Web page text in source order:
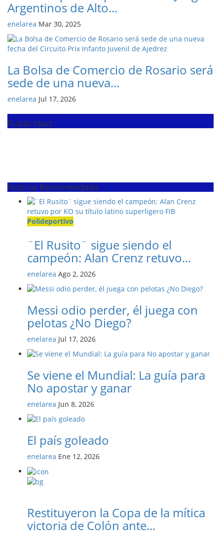
Argentinos de Alto...
enelarea Mar 30, 2025
La Bolsa de Comercio de Rosario será
sede de una nueva...
enelarea Jul 17, 2026
Publicidad
Noticia Recomendada
Polideportivo
¨El Rusito¨ sigue siendo el
campeón: Alan Crenz retuvo...
enelarea Ago 2, 2026
Messi odio perder, él juega con
pelotas ¿No Diego?
enelarea Jul 17, 2026
Se viene el Mundial: La guía para
No apostar y ganar
enelarea Jun 8, 2026
El país goleado
enelarea Ene 12, 2026
Restituyeron la Copa de la mítica
victoria de Colón ante...